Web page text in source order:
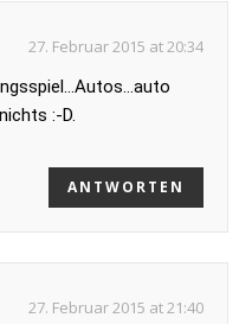
27. Februar 2015 at 20:34
:-D.
ANTWORTEN
27. Februar 2015 at 21:40